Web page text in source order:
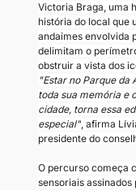
Victoria Braga, uma
história do local que
andaimes envolvida
delimitam o
obstruir a vista dos
"Estar no Parque da
toda sua memória e
cidade, torna essa
especial", afirma
presidente do
O percurso começa
sensoriais assinados